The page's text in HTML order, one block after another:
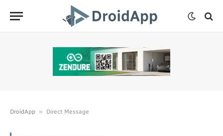
DroidApp » Direct Message